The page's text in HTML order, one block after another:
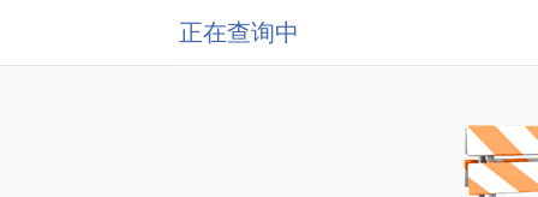
正在查询中